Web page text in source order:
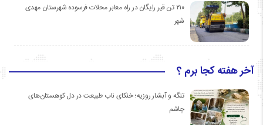
۲۱۰ تن قیر رایگان در راه معابر محلات فرسوده شهرستان مهدی
شهر
آخر هفته کجا برم ؟
تنگه و آبشار روزیه؛ خنکای ناب طبیعت در دل کوهستان‌های
چاشم